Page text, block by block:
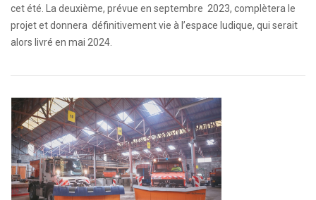
cet été. La deuxième, prévue en septembre 2023, complètera le
projet et donnera définitivement vie à l’espace ludique, qui serait
alors livré en mai 2024.